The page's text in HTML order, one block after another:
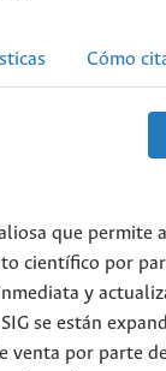
Cómo
que permite
científico por
y
se están
venta por parte